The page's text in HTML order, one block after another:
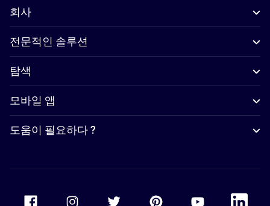
회사
전문적인 솔루션
탐색
모바일 앱
도움이 필요하다 ?
Accor Youtube
Accor